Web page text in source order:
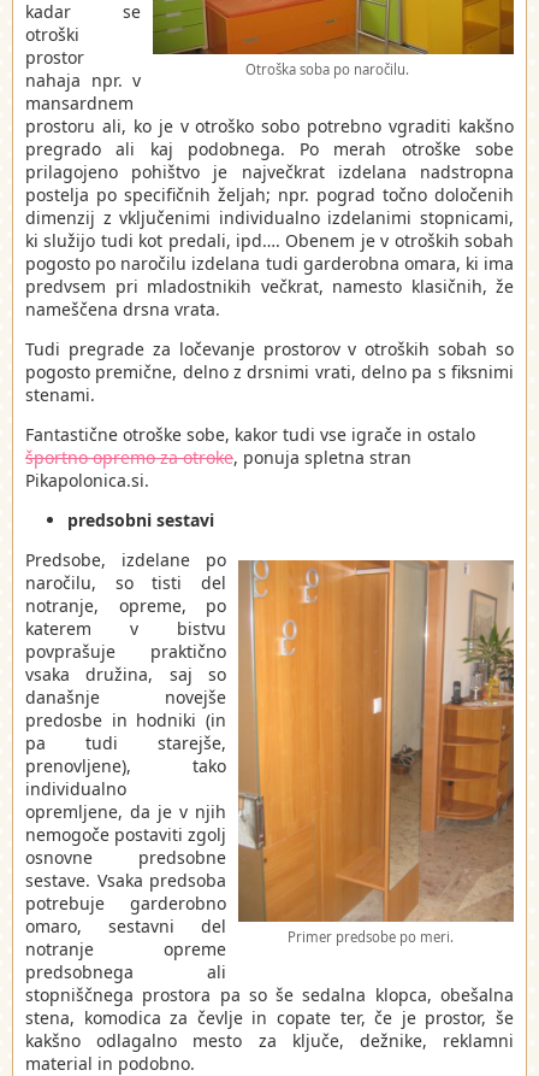
Otroška soba po naročilu.
kadar se
otroški
prostor
nahaja npr. v
mansardnem
prostoru ali, ko je v otroško sobo potrebno vgraditi kakšno
pregrado ali kaj podobnega. Po merah otroške sobe
prilagojeno pohištvo je največkrat izdelana nadstropna
postelja po specifičnih željah; npr. pograd točno določenih
dimenzij z vključenimi individualno izdelanimi stopnicami,
ki služijo tudi kot predali, ipd…. Obenem je v otroških sobah
pogosto po naročilu izdelana tudi garderobna omara, ki ima
predvsem pri mladostnikih večkrat, namesto klasičnih, že
nameščena drsna vrata.
Tudi pregrade za ločevanje prostorov v otroških sobah so
pogosto premične, delno z drsnimi vrati, delno pa s fiksnimi
stenami.
Fantastične otroške sobe, kakor tudi vse igrače in ostalo
športno opremo za otroke, ponuja spletna stran
Pikapolonica.si.
predsobni sestavi
Primer predsobe po meri.
Predsobe, izdelane po
naročilu, so tisti del
notranje, opreme, po
katerem v bistvu
povprašuje praktično
vsaka družina, saj so
današnje novejše
predosbe in hodniki (in
pa tudi starejše,
prenovljene), tako
individualno
opremljene, da je v njih
nemogoče postaviti zgolj
osnovne predsobne
sestave. Vsaka predsoba
potrebuje garderobno
omaro, sestavni del
notranje opreme
predsobnega ali
stopniščnega prostora pa so še sedalna klopca, obešalna
stena, komodica za čevlje in copate ter, če je prostor, še
kakšno odlagalno mesto za ključe, dežnike, reklamni
material in podobno.